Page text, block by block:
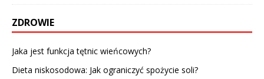
ZDROWIE
Jaka jest funkcja tętnic wieńcowych?
Dieta niskosodowa: Jak ograniczyć spożycie soli?